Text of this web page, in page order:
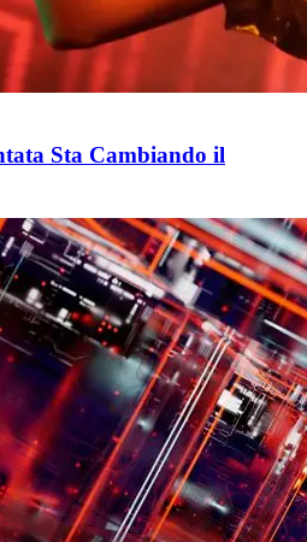
Sta Cambiando il